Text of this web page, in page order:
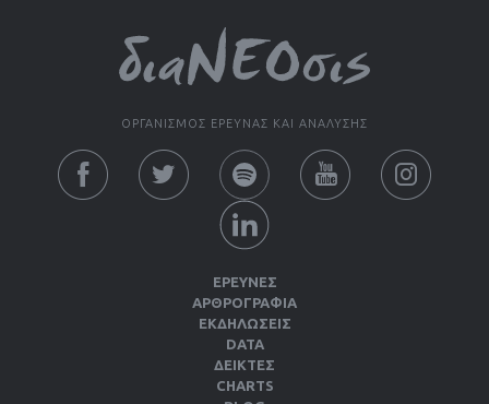
ΟΡΓΑΝΙΣΜΟΣ ΕΡΕΥΝΑΣ ΚΑΙ ΑΝΑΛΥΣΗΣ
ΕΡΕΥΝΕΣ
ΑΡΘΡΟΓΡΑΦΙΑ
ΕΚΔΗΛΏΣΕΙΣ
DATA
ΔΕΊΚΤΕΣ
CHARTS